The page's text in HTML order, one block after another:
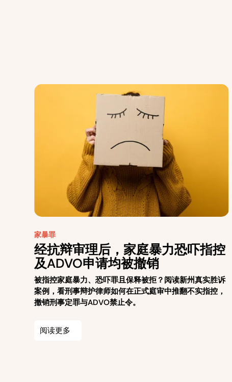
家暴罪
经抗辩审理后，家庭暴力恐吓指控
及ADVO申请均被撤销
被指控家庭暴力、恐吓罪且保释被拒？阅读新州真实胜诉
案例，看刑事辩护律师如何在正式庭审中推翻不实指控，
撤销刑事定罪与ADVO禁止令。
阅读更多